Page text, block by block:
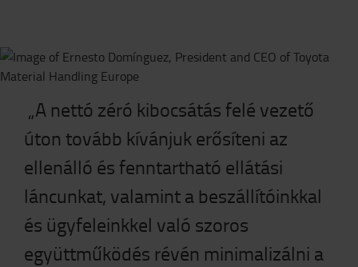
„A nettó zéró kibocsátás felé vezető
úton tovább kívánjuk erősíteni az
ellenálló és fenntartható ellátási
láncunkat, valamint a beszállítóinkkal
és ügyfeleinkkel való szoros
együttműködés révén minimalizálni a